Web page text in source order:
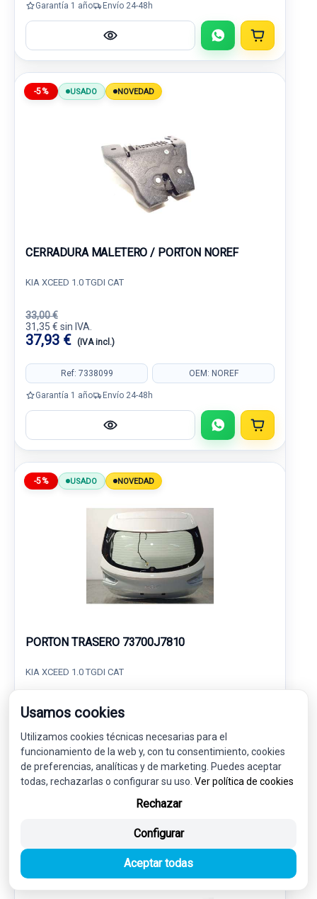
Garantía 1 año Envío 24-48h
-5% USADO NOVEDAD
CERRADURA MALETERO / PORTON NOREF
KIA XCEED 1.0 TGDI CAT
33,00 €
31,35 € sin IVA.
37,93 € (IVA incl.)
Ref: 7338099 OEM: NOREF
Garantía 1 año Envío 24-48h
-5% USADO NOVEDAD
PORTON TRASERO 73700J7810
KIA XCEED 1.0 TGDI CAT
420,00 €
399,00 € sin IVA.
482,79 € (IVA incl.)
Ref: 7338228 OEM: 73700J7810
Garantía 1 año Envío 24-48h
NOVEDAD
Usamos cookies
Utilizamos cookies técnicas necesarias para el
funcionamiento de la web y, con tu consentimiento, cookies
de preferencias, analíticas y de marketing. Puedes aceptar
todas, rechazarlas o configurar su uso. Ver política de cookies
Rechazar
Configurar
Aceptar todas